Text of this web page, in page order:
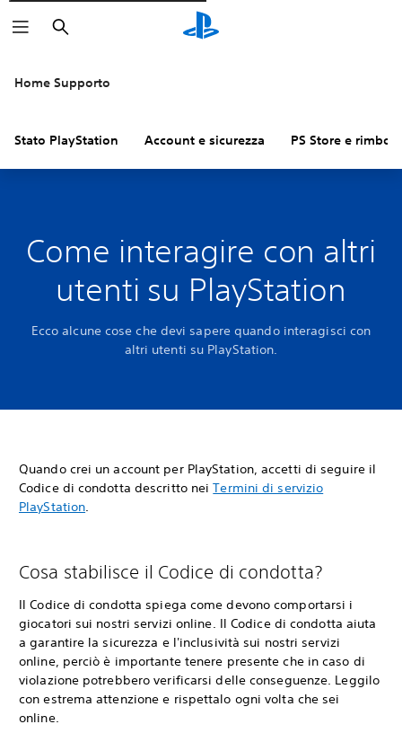
Cerca
Home Supporto
Stato PlayStation Account e sicurezza PS Store e
Come interagire con altri
utenti su PlayStation
Ecco alcune cose che devi sapere quando interagisci con
altri utenti su PlayStation.
Quando crei un account per PlayStation, accetti di seguire il
Codice di condotta descritto neiTermini di servizio
PlayStation.
Cosa stabilisce il Codice di condotta?
Il Codice di condotta spiega come devono comportarsi i
giocatori sui nostri servizi online. Il Codice di condotta aiuta
a garantire la sicurezza e l'inclusività sui nostri servizi
online, perciò è importante tenere presente che in caso di
violazione potrebbero verificarsi delle conseguenze. Leggilo
con estrema attenzione e rispettalo ogni volta che sei
online.